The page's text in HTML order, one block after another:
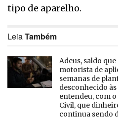
tipo de aparelho.
LeiaTambém
Adeus, saldo
motorista de
semanas de
desconhecido
entendeu, com
Civil, que
continua sendo